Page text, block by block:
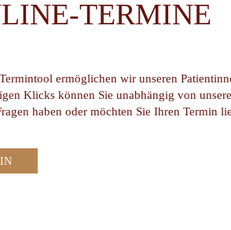
TERMINE
ermöglichen wir unseren
Klicks können Sie unabhängig von
haben oder möchten Sie Ihren Termin